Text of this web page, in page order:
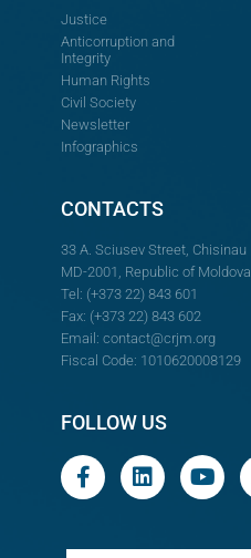
Justice
Anticorruption and
Integrity
Human Rights
Civil Society
Newsletter
Infographics
CONTACTS
33 A. Sciusev Street, Chisinau
MD-2001, Republic of Moldova
Tel: (+373 22) 843 601
Fax: (+373 22) 843 602
Email: contact@crjm.org
Fiscal Code: 1010620008129
FOLLOW US